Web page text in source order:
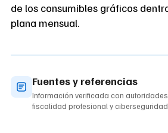
de los consumibles gráficos
plana mensual.
Fuentes y referencias
Información verificada con
fiscalidad profesional y